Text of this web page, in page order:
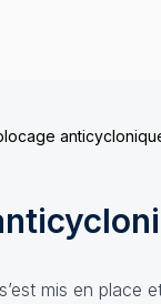
mis en place